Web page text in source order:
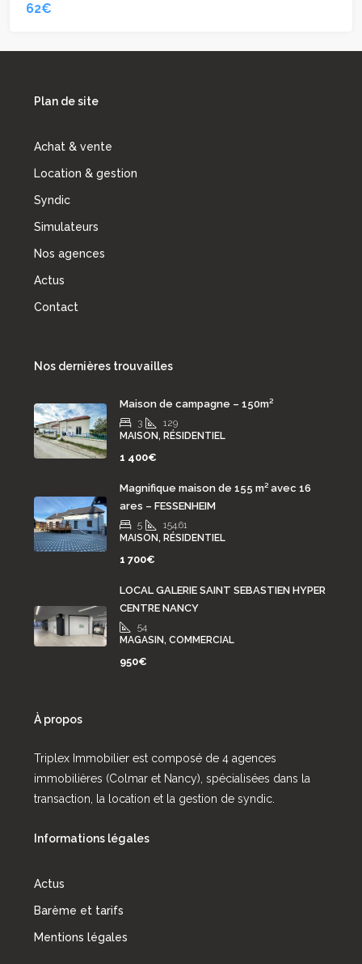
62€
Plan de site
Achat & vente
Location & gestion
Syndic
Simulateurs
Nos agences
Actus
Contact
Nos dernières trouvailles
Maison de campagne – 150m²
3
129
MAISON, RÉSIDENTIEL
1 400€
Magnifique maison de 155 m² avec 16
ares – FESSENHEIM
5
154.61
MAISON, RÉSIDENTIEL
1 700€
LOCAL GALERIE SAINT SEBASTIEN HYPER
CENTRE NANCY
54
MAGASIN, COMMERCIAL
950€
À propos
Triplex Immobilier est composé de 4 agences
immobilières (Colmar et Nancy), spécialisées dans la
transaction, la location et la gestion de syndic.
Informations légales
Actus
Barème et tarifs
Mentions légales